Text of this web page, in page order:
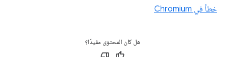
خطأ في Chromium
هل كان المحتوى مفيدًا؟